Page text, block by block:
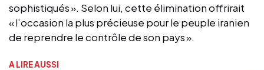
sophistiqués ». Selon lui, cette élimination offrirait
« l’occasion la plus précieuse pour le peuple iranien
de reprendre le contrôle de son pays ».
A LIRE AUSSI